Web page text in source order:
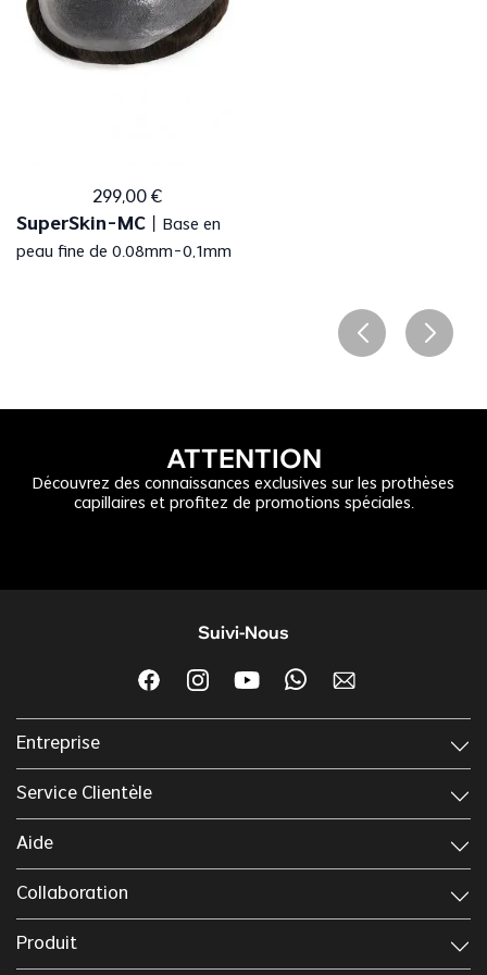
299,00 €
SuperSkin-MC
Base en
peau fine de 0.08mm-0,1mm
ATTENTION
Découvrez des connaissances exclusives sur les prothèses
capillaires et profitez de promotions spéciales.
Entreprise
Service Clientèle
Aide
Collaboration
Produit
Suivi-Nous